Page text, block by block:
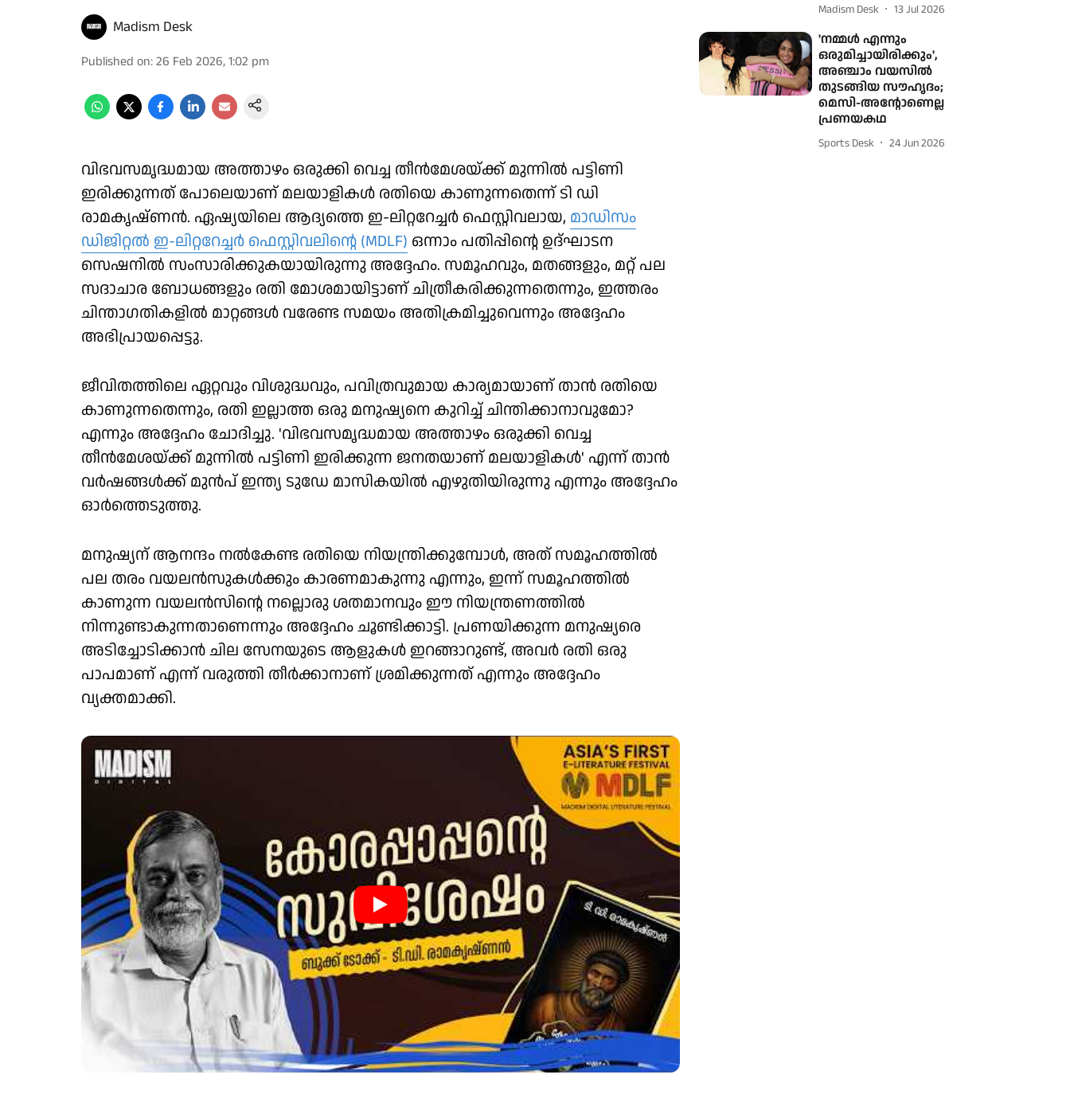
Madism Desk
Published on:26 Feb 2026, 1:02 pm
വിഭവസമൃദ്ധമായ അത്താഴം ഒരുക്കി വെച്ച തീൻമേശയ്ക്ക് മുന്നിൽ പട്ടിണി
ഇരിക്കുന്നത് പോലെയാണ് മലയാളികൾ രതിയെ കാണുന്നതെന്ന് ടി ഡി
രാമകൃഷ്ണൻ. ഏഷ്യയിലെ ആദ്യത്തെ ഇ-ലിറ്ററേച്ചർ ഫെസ്റ്റിവലായ, മാഡിസം
ഡിജിറ്റൽ ഇ-ലിറ്ററേച്ചർ ഫെസ്റ്റിവലിന്റെ (MDLF) ഒന്നാം പതിപ്പിന്റെ ഉദ്ഘാടന
സെഷനിൽ സംസാരിക്കുകയായിരുന്നു അദ്ദേഹം. സമൂഹവും, മതങ്ങളും, മറ്റ് പല
സദാചാര ബോധങ്ങളും രതി മോശമായിട്ടാണ് ചിത്രീകരിക്കുന്നതെന്നും, ഇത്തരം
ചിന്താ​ഗതികളിൽ മാറ്റങ്ങൾ വരേണ്ട സമയം അതിക്രമിച്ചുവെന്നും അദ്ദേഹം
അഭിപ്രായപ്പെട്ടു.
ജീവിതത്തിലെ ഏറ്റവും വിശുദ്ധവും, പവിത്രവുമായ കാര്യമായാണ് താൻ രതിയെ
കാണുന്നതെന്നും, രതി ഇല്ലാത്ത ഒരു മനുഷ്യനെ കുറിച്ച് ചിന്തിക്കാനാവുമോ?
എന്നും അദ്ദേഹം ചോദിച്ചു. 'വിഭവസമൃദ്ധമായ അത്താഴം ഒരുക്കി വെച്ച
തീൻമേശയ്ക്ക് മുന്നിൽ പട്ടിണി ഇരിക്കുന്ന ജനതയാണ് മലയാളികൾ' എന്ന് താൻ
വർഷങ്ങൾക്ക് മുൻപ് ഇന്ത്യ ടുഡേ മാസികയിൽ എഴുതിയിരുന്നു എന്നും അദ്ദേഹം
ഓർത്തെടുത്തു.
മനുഷ്യന് ആനന്ദം നൽകേണ്ട രതിയെ നിയന്ത്രിക്കുമ്പോൾ, അത് സമൂഹത്തിൽ
പല തരം വയലൻസുകൾക്കും കാരണമാകുന്നു എന്നും, ഇന്ന് സമൂഹത്തിൽ
കാണുന്ന വയലൻസിന്റെ നല്ലൊരു ശതമാനവും ഈ നിയന്ത്രണത്തിൽ
നിന്നുണ്ടാകുന്നതാണെന്നും അദ്ദേഹം ചൂണ്ടിക്കാട്ടി. പ്രണയിക്കുന്ന മനുഷ്യരെ
അടിച്ചോടിക്കാൻ ചില സേനയുടെ ആളുകൾ ഇറങ്ങാറുണ്ട്, അവർ രതി ഒരു
പാപമാണ് എന്ന് വരുത്തി തീർക്കാനാണ് ശ്രമിക്കുന്നത് എന്നും അദ്ദേഹം
വ്യക്തമാക്കി.
Madism Desk 13 Jul 2026
'നമ്മൾ എന്നും
ഒരുമിച്ചായിരിക്കും',
അഞ്ചാം വയസില്‍
തുടങ്ങിയ സൗഹൃദം;
മെസി-അന്റോണെല്ല
പ്രണയകഥ
Sports Desk 24 Jun 2026